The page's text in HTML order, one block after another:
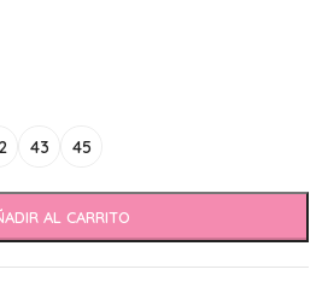
43 45
AL CARRITO